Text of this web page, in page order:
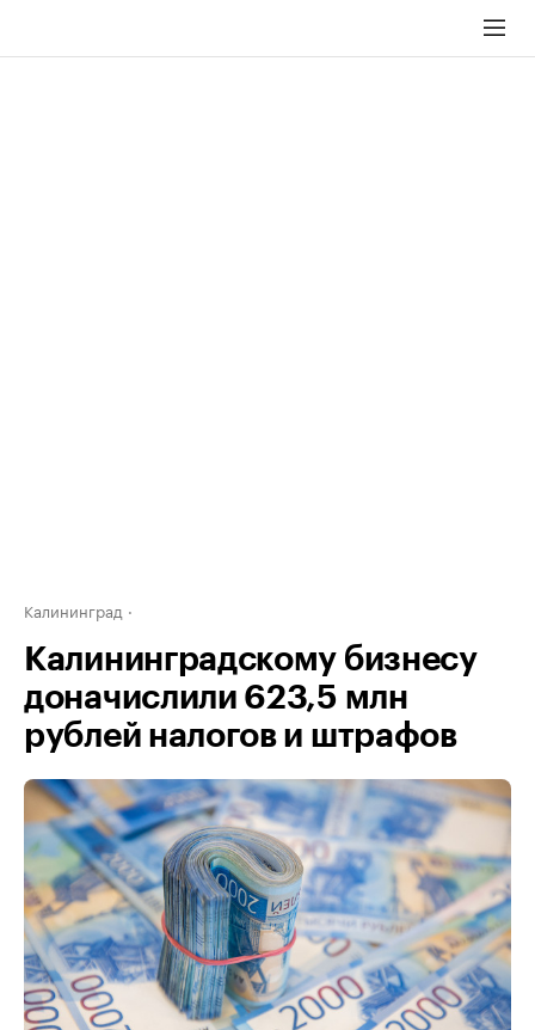
Калининград
Калининградскому бизнесу
доначислили 623,5 млн
рублей налогов и штрафов